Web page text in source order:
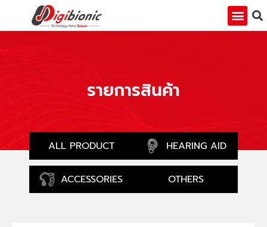
รายการสินค้า
ALL PRODUCT HEARING AID
ACCESSORIES OTHERS